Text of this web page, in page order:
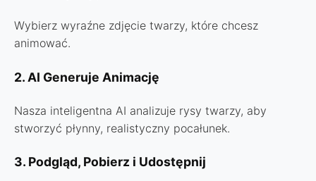
Wybierz wyraźne zdjęcie twarzy, które chcesz
animować.
2. AI Generuje Animację
Nasza inteligentna AI analizuje rysy twarzy, aby
stworzyć płynny, realistyczny pocałunek.
3. Podgląd, Pobierz i Udostępnij